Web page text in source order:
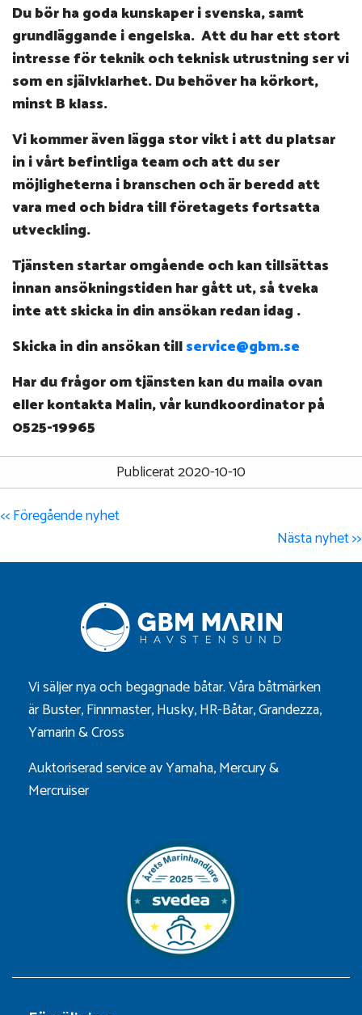
Du bör ha goda kunskaper i svenska, samt
grundläggande i engelska. Att du har ett stort
intresse för teknik och teknisk utrustning ser vi
som en självklarhet. Du behöver ha körkort,
minst B klass.
Vi kommer även lägga stor vikt i att du platsar
in i vårt befintliga team och att du ser
möjligheterna i branschen och är beredd att
vara med och bidra till företagets fortsatta
utveckling.
Tjänsten startar omgående och kan tillsättas
innan ansökningstiden har gått ut, så tveka
inte att skicka in din ansökan redan idag .
Skicka in din ansökan tillservice@gbm.se
Har du frågor om tjänsten kan du maila ovan
eller kontakta Malin, vår kundkoordinator på
0525-19965
Publicerat 2020-10-10
<< Föregående nyhet
Nästa nyhet >>
Vi säljer nya och begagnade båtar. Våra båtmärken
ärBuster,Finnmaster,Husky,HR-Båtar,Grandezza,
Yamarin&Cross
Auktoriserad service av Yamaha, Mercury &
Mercruiser